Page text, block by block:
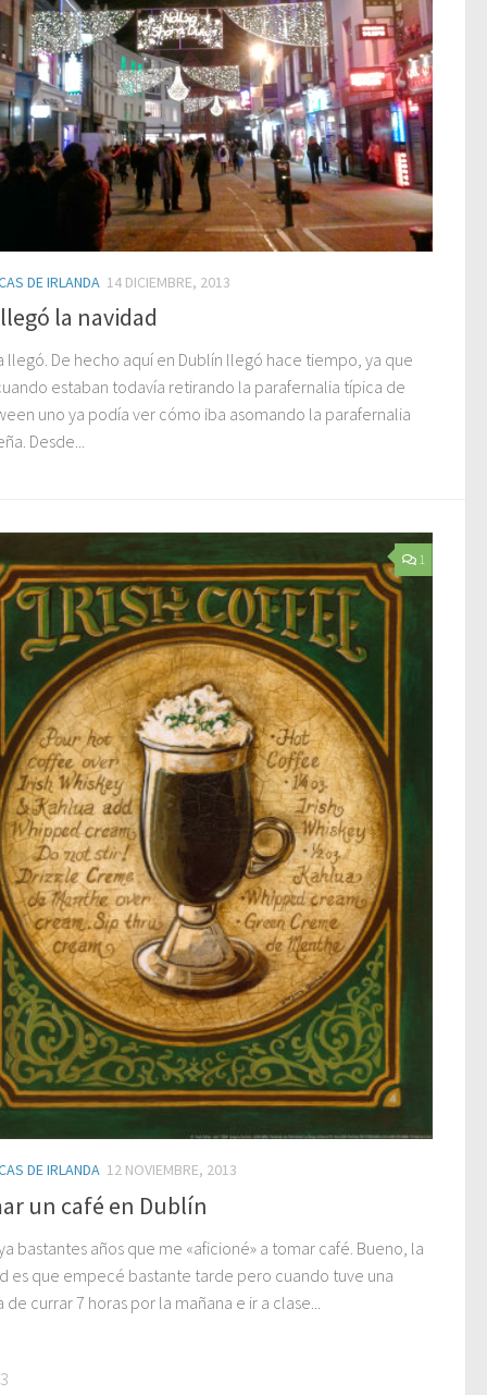
DE IRLANDA 14 DICIEMBRE, 2013
la navidad
llegó. De hecho aquí en Dublín llegó hace tiempo, ya que
estaban todavía retirando la parafernalia típica de
uno ya podía ver cómo iba asomando la parafernalia
Desde...
1
DE IRLANDA 12 NOVIEMBRE, 2013
un café en Dublín
bastantes años que me «aficioné» a tomar café. Bueno, la
es que empecé bastante tarde pero cuando tuve una
currar 7 horas por la mañana e ir a clase...